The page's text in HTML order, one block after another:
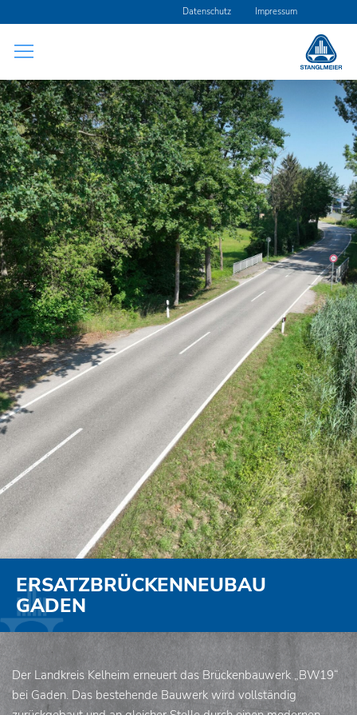
Datenschutz Impressum
ERSATZBRÜCKENNEUBAU
GADEN
Der Landkreis Kelheim erneuert das Brückenbauwerk „BW19“
bei Gaden. Das bestehende Bauwerk wird vollständig